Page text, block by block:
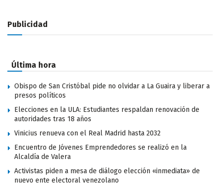
Publicidad
Última hora
Obispo de San Cristóbal pide no olvidar a La Guaira y liberar a
presos políticos
Elecciones en la ULA: Estudiantes respaldan renovación de
autoridades tras 18 años
Vinicius renueva con el Real Madrid hasta 2032
Encuentro de Jóvenes Emprendedores se realizó en la
Alcaldía de Valera
Activistas piden a mesa de diálogo elección «inmediata» de
nuevo ente electoral venezolano